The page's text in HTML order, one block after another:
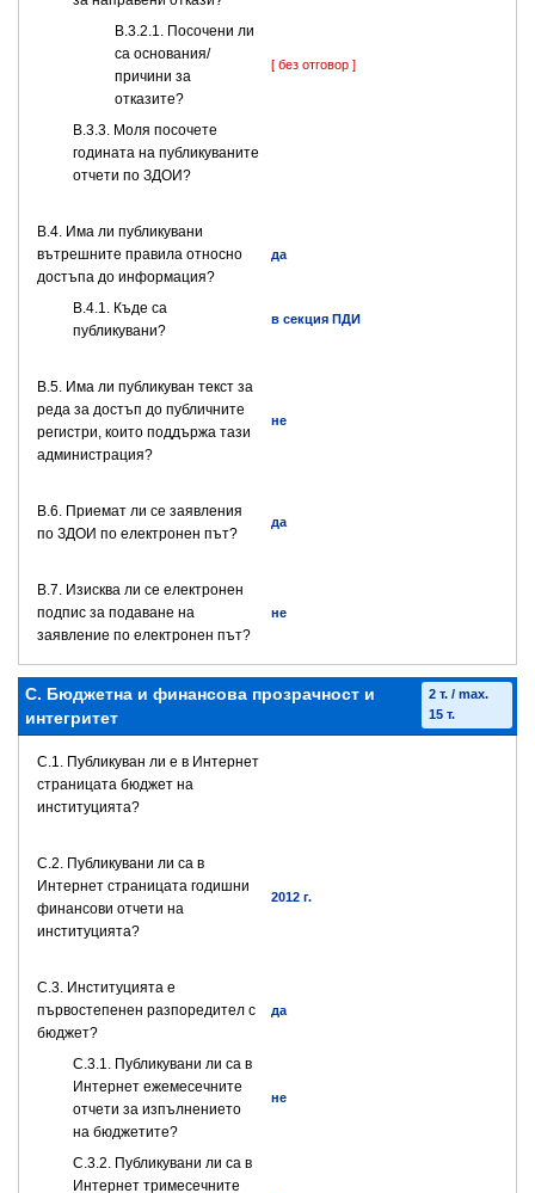
В.3.2.1. Посочени ли
са основания/
причини за
отказите?
[ без отговор ]
В.3.3. Моля посочете
годината на публикуваните
отчети по ЗДОИ?
В.4. Има ли публикувани
вътрешните правила относно
достъпа до информация?
да
В.4.1. Къде са
публикувани?
в секция ПДИ
В.5. Има ли публикуван текст за
реда за достъп до публичните
регистри, които поддържа тази
администрация?
не
В.6. Приемат ли се заявления
по ЗДОИ по електронен път?
да
В.7. Изисква ли се електронен
подпис за подаване на
заявление по електронен път?
не
C. Бюджетна и финансова прозрачност и
интегритет
2 т. / max.
15 т.
C.1. Публикуван ли е в Интернет
страницата бюджет на
институцията?
C.2. Публикувани ли са в
Интернет страницата годишни
финансови отчети на
институцията?
2012 г.
C.3. Институцията е
първостепенен разпоредител с
бюджет?
да
С.3.1. Публикувани ли са в
Интернет ежемесечните
отчети за изпълнението
на бюджетите?
не
С.3.2. Публикувани ли са в
Интернет тримесечните